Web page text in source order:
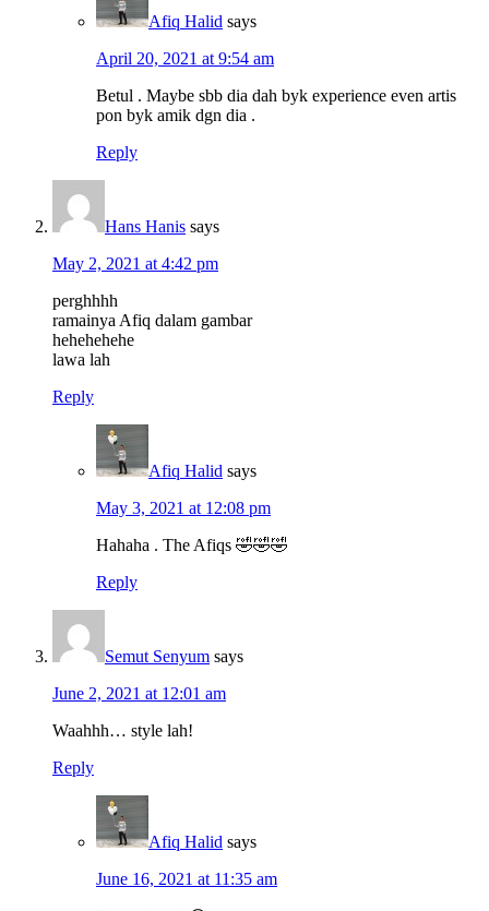
Afiq Halid says
April 20, 2021 at 9:54 am
Betul . Maybe sbb dia dah byk experience even artis
pon byk amik dgn dia .
Reply
Hans Hanis says
May 2, 2021 at 4:42 pm
perghhhh
ramainya Afiq dalam gambar
hehehehehe
lawa lah
Reply
Afiq Halid says
May 3, 2021 at 12:08 pm
Hahaha . The Afiqs 🤣🤣🤣
Reply
Semut Senyum says
June 2, 2021 at 12:01 am
Waahhh… style lah!
Reply
Afiq Halid says
June 16, 2021 at 11:35 am